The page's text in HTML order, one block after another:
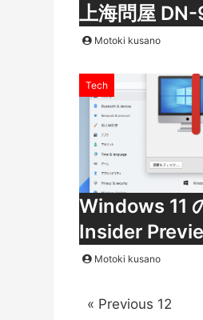
上海問屋
Motoki kusano
Tech
Windows 11
Insider
Motoki kusano
Previous 12